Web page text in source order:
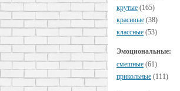
крутые (165)
красивые (38)
классные (53)
Эмоциональные:
смешные (61)
прикольные (111)